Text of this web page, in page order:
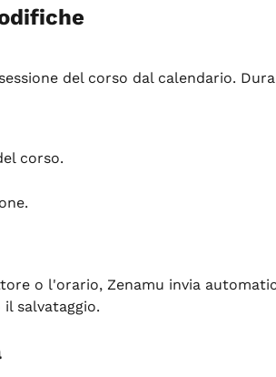
del corso dal calendario.
corso.
o l'orario, Zenamu invia
salvataggio.